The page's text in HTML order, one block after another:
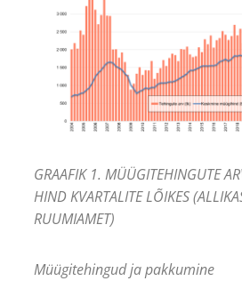
GRAAFIK 1. MÜÜGITEHINGUTE
HIND KVARTALITE LÕIKES
RUUMIAMET)
Müügitehingud ja pakkumine